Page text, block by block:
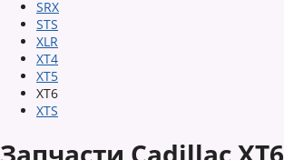
SRX
STS
XLR
XT4
XT5
XT6
XTS